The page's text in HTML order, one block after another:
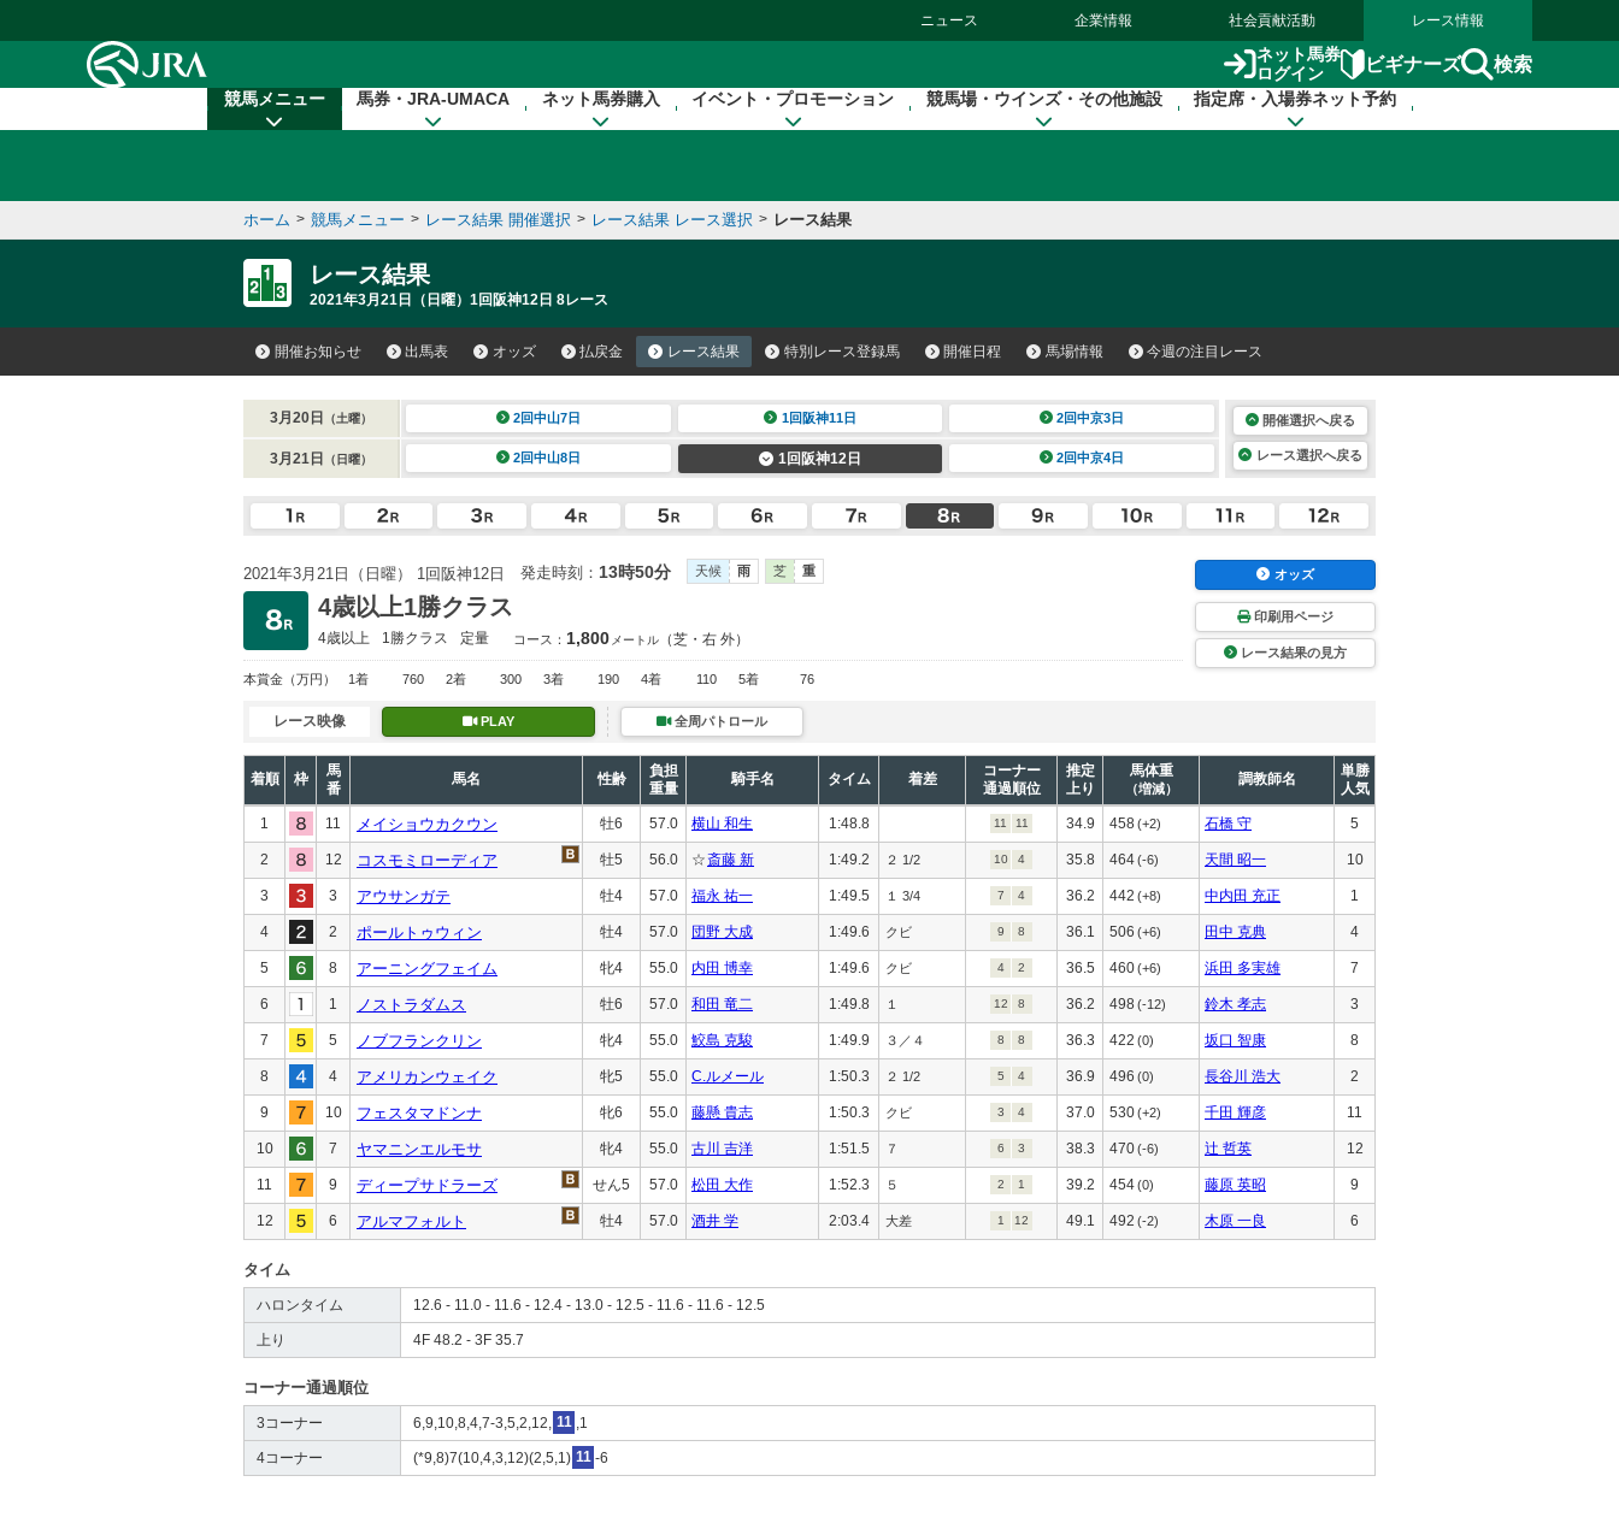
ニュース 企業情報 社会貢献活動 レース情報
ネット馬券
ログイン
ビギナーズ 検索
競馬メニュー 馬券・JRA-UMACA ネット馬券購入 イベント・プロモーション 競馬場・ウインズ・その他施設 指定席・入場券ネット予約
ホーム > 競馬メニュー > レース結果 開催選択 > レース結果 レース選択 > レース結果
レース結果
2021年3月21日（日曜）1回阪神12日 8レース
開催お知らせ 出馬表 オッズ 払戻金 レース結果 特別レース登録馬 開催日程 馬場情報 今週の注目レース
3月20日 （土曜） 2回中山7日 1回阪神11日 2回中京3日
3月21日 （日曜） 2回中山8日 1回阪神12日 2回中京4日
開催選択へ戻る
レース選択へ戻る
2021年3月21日（日曜） 1回阪神12日 発走時刻： 13時50分 天候 雨 芝 重
4歳以上1勝クラス
4歳以上 1勝クラス 定量 コース： 1,800 メートル （芝・右 外）
本賞金 （万円） 1着 760 2着 300 3着 190 4着 110 5着 76
オッズ
印刷用ページ
レース結果の見方
レース映像 PLAY 全周パトロール
着順 枠
馬
番
馬名 性齢
負担
重量
騎手名 タイム 着差
コーナー
通過順位
推定
上り
馬体重
（増減）
調教師名
単勝
人気
1 11 メイショウカクウン 牡6 57.0 横山 和生 1:48.8 11 11 34.9 458(+2) 石橋 守 5
2 12 コスモミローディア 牡5 56.0 ☆斎藤 新 1:49.2 ２ 1/2 10 4 35.8 464(-6) 天間 昭一 10
3 3 アウサンガテ 牡4 57.0 福永 祐一 1:49.5 １ 3/4 7 4 36.2 442 (+8) 中内田 充正 1
4 2 ポールトゥウィン 牡4 57.0 団野 大成 1:49.6 クビ 9 8 36.1 506 (+6) 田中 克典 4
5 8 アーニングフェイム 牝4 55.0 内田 博幸 1:49.6 クビ 4 2 36.5 460(+6) 浜田 多実雄 7
6 1 ノストラダムス 牡6 57.0 和田 竜二 1:49.8 １ 12 8 36.2 498 (-12) 鈴木 孝志 3
7 5 ノブフランクリン 牝4 55.0 鮫島 克駿 1:49.9 ３／４ 8 8 36.3 422 (0) 坂口 智康 8
8 4 アメリカンウェイク 牝5 55.0 C.ルメール 1:50.3 ２ 1/2 5 4 36.9 496 (0) 長谷川 浩大 2
9 10 フェスタマドンナ 牝6 55.0 藤懸 貴志 1:50.3 クビ 3 4 37.0 530(+2) 千田 輝彦 11
10 7 ヤマニンエルモサ 牝4 55.0 古川 吉洋 1:51.5 ７ 6 3 38.3 470(-6) 辻 哲英 12
11 9 ディープサドラーズ せん5 57.0 松田 大作 1:52.3 ５ 2 1 39.2 454(0) 藤原 英昭 9
12 6 アルマフォルト 牡4 57.0 酒井 学 2:03.4 大差 1 12 49.1 492 (-2) 木原 一良 6
タイム
ハロンタイム 12.6 - 11.0 - 11.6 - 12.4 - 13.0 - 12.5 - 11.6 - 11.6 - 12.5
上り 4F 48.2 - 3F 35.7
コーナー通過順位
3コーナー 6,9,10,8,4,7-3,5,2,12, 11 ,1
4コーナー (*9,8)7(10,4,3,12)(2,5,1) 11 -6